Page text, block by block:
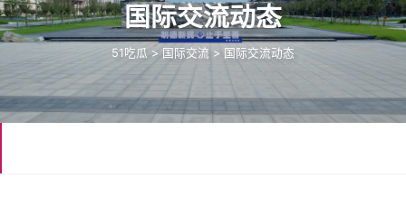
国际交流动态
51吃瓜 > 国际交流 > 国际交流动态